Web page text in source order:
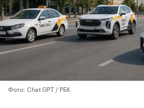
Фото: Chat GPT / РБК